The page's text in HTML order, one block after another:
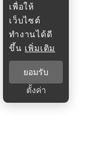
เพื่อให้
เว็บไซต์
ทำงานได้ดี
ขึ้น เพิ่มเติม
ยอมรับ
ตั้งค่า